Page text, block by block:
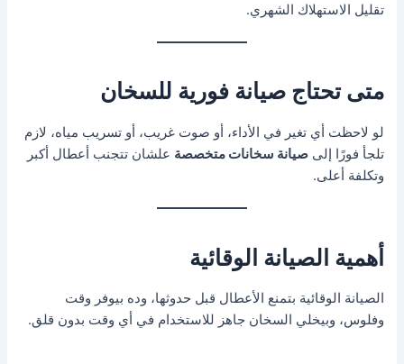
تقليل الاستهلاك الشهري.
متى تحتاج صيانة فورية للسخان
لو لاحظت أي تغير في الأداء، أو صوت غريب، أو تسريب مياه، لازم
تلجأ فورًا إلىصيانة سخانات متخصصة علشان تتجنب أعطال أكبر
وتكلفة أعلى.
أهمية الصيانة الوقائية
الصيانة الوقائية بتمنع الأعطال قبل حدوثها، وده بيوفر وقت
وفلوس، وبيخلي السخان جاهز للاستخدام في أي وقت بدون قلق.